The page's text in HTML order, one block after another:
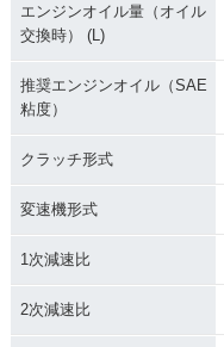
エンジンオイル量（オイル
交換時） (L)
推奨エンジンオイル（SAE
粘度）
クラッチ形式
変速機形式
1次減速比
2次減速比